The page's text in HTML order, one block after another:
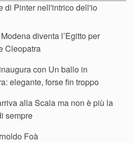
di Pinter nell'intrico dell'io
diventa l’Egitto per
Cleopatra
con Un ballo in
elegante, forse fin troppo
alla Scala ma non è più la
sempre
Foà